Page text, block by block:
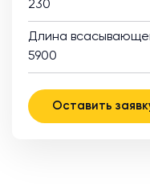
230
Длина
5900
Оставить